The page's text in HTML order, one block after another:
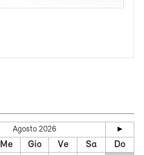
Agosto 2026
Me Gio Ve Sa Do